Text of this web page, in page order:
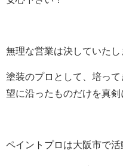
無理な営業は決していたし
塗装のプロとして、培っ
望に沿ったものだけを真剣
ペイントプロは大阪市で活